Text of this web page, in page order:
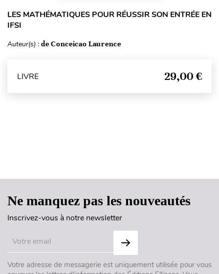
LES MATHÉMATIQUES POUR RÉUSSIR SON ENTRÉE EN
IFSI
Auteur(s) : de Conceicao Laurence
LIVRE 29,00 €
Ne manquez pas les nouveautés
Inscrivez-vous à notre newsletter
Votre adresse de messagerie est uniquement utilisée pour vous